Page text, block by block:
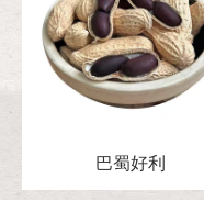
巴蜀好利